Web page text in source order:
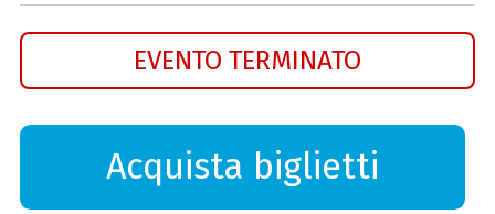
EVENTO TERMINATO
Acquista biglietti